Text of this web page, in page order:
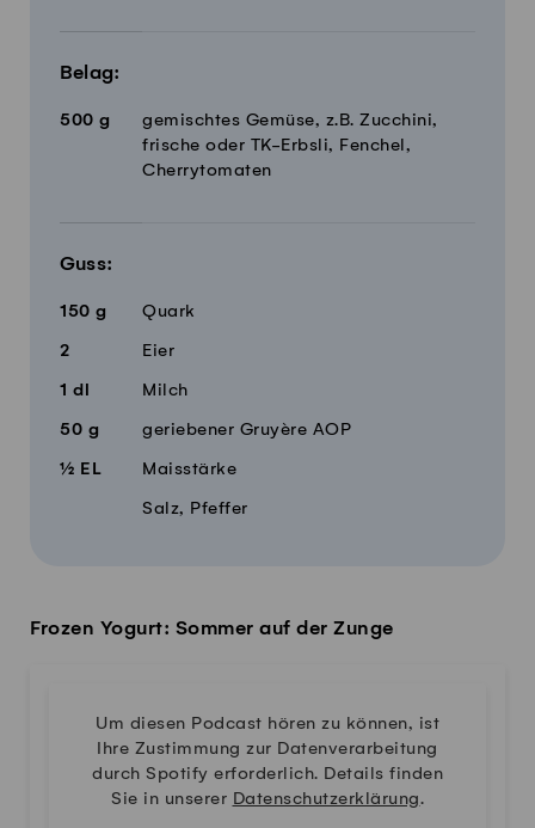
Belag:
500 g
gemischtes Gemüse, z.B. Zucchini,
frische oder TK-Erbsli, Fenchel,
Cherrytomaten
Guss:
150 g Quark
2 Eier
1 dl Milch
50 g geriebener Gruyère AOP
½ EL Maisstärke
Salz, Pfeffer
Frozen Yogurt: Sommer auf der Zunge
Um diesen Podcast hören zu können, ist
Ihre Zustimmung zur Datenverarbeitung
durch Spotify erforderlich. Details finden
Sie in unserer Datenschutzerklärung.